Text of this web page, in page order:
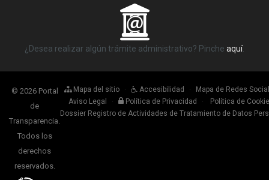
_
¿Desea realizar algún trámite administrativo? Pinche aquí.
© 2026 Portal
de
Transparencia.
Todos los
derechos
reservados.
Mapa del sitio · Accesibilidad ·
Mapa de Redes
Aviso Legal
· Política de Privacidad ·
Política de
Dossier Registro de Actividades de Tratamiento de Datos